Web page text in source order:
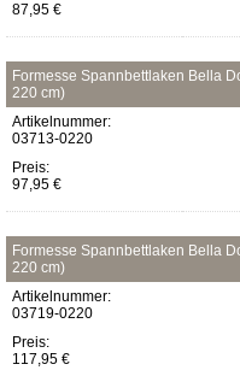
87,95 €
Formesse Spannbettlaken Bella
220 cm)
Artikelnummer:
03713-0220
Preis:
97,95 €
Formesse Spannbettlaken Bella
220 cm)
Artikelnummer:
03719-0220
Preis:
117,95 €